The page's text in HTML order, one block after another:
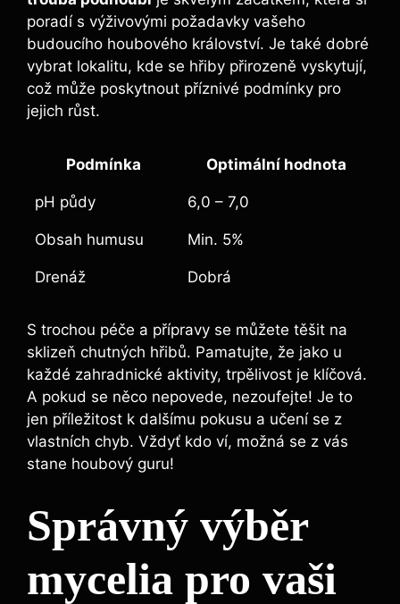
poradí s výživovými požadavky vašeho
budoucího houbového království. Je také dobré
vybrat lokalitu, kde se hřiby přirozeně vyskytují,
což může poskytnout příznivé podmínky pro
jejich růst.
Podmínka Optimální hodnota
pH půdy 6,0 – 7,0
Obsah humusu Min. 5%
Drenáž Dobrá
S trochou péče a přípravy se můžete těšit na
sklizeň chutných hřibů. Pamatujte, že jako u
každé zahradnické aktivity, trpělivost je klíčová.
A pokud se něco nepovede, nezoufejte! Je to
jen příležitost k dalšímu pokusu a učení se z
vlastních chyb. Vždyť kdo ví, možná se z vás
stane houbový guru!
Správný výběr
mycelia pro vaši